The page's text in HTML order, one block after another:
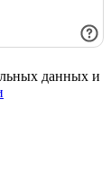
данных и